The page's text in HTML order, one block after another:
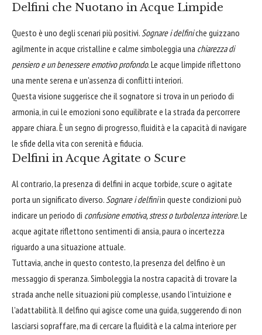
Delfini che Nuotano in Acque Limpide
Questo è uno degli scenari più positivi.Sognare i delfiniche guizzano
agilmente in acque cristalline e calme simboleggia una chiarezza di
pensiero e un benessere emotivo profondo. Le acque limpide riflettono
una mente serena e un'assenza di conflitti interiori.
Questa visione suggerisce che il sognatore si trova in un periodo di
armonia, in cui le emozioni sono equilibrate e la strada da percorrere
appare chiara. È un segno di progresso, fluidità e la capacità di navigare
le sfide della vita con serenità e fiducia.
Delfini in Acque Agitate o Scure
Al contrario, la presenza di delfini in acque torbide, scure o agitate
porta un significato diverso.Sognare i delfiniin queste condizioni può
indicare un periodo di confusione emotiva, stress o turbolenza interiore. Le
acque agitate riflettono sentimenti di ansia, paura o incertezza
riguardo a una situazione attuale.
Tuttavia, anche in questo contesto, la presenza del delfino è un
messaggio di speranza. Simboleggia la nostra capacità di trovare la
strada anche nelle situazioni più complesse, usando l'intuizione e
l'adattabilità. Il delfino qui agisce come una guida, suggerendo di non
lasciarsi sopraffare, ma di cercare la fluidità e la calma interiore per